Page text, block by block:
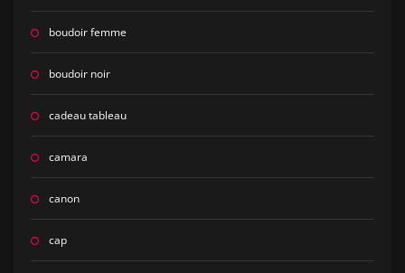
boudoir femme
boudoir noir
cadeau tableau
camara
canon
cap